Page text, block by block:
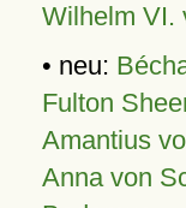
Wilhelm VI.
• neu:
Fulton
Amantius
Anna von